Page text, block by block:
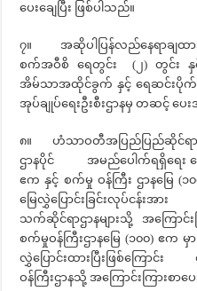
ပေးချေပြီး ဖြစ်ပါသည်။
၇။ အဆိုပါပြန်လည်နေရာချထ
စက်အဝီစိ ရေတွင်း (၂) တွင်း နှ
အိမ်သာအထိုင်ခွက် နှင့် ရေဆင်းပိုက်
အုပ်ချုပ်ရေးဦးစီးဌာနမှ တဆင့် ပေး
၈။ ဟံသာဝတီအပြည်ပြည်ဆိုင်ရာ
ဌာနပိုင် အမည်ပေါက်ရရှိရေး ဆ
ဧက နှင့် စက်မှု ဝန်ကြီး ဌာနမြေ (၁
မြေလွှဲပြောင်းခြင်းလုပ်ငန်းအ
သက်ဆိုင်ရာဌာနများသို့ အကြောင်း
စက်မှုဝန်ကြီးဌာနမြေ (၁၀၀) ဧက
လွှဲပြောင်းထားပြီးဖြစ်ကြော
ဝန်ကြီးဌာနသို့ အကြောင်းကြားစာပေ